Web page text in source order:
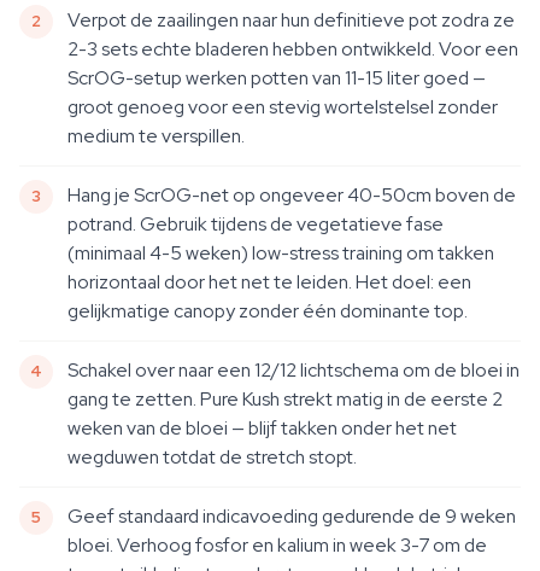
Verpot de zaailingen naar hun definitieve pot zodra ze
2-3 sets echte bladeren hebben ontwikkeld. Voor een
ScrOG-setup werken potten van 11-15 liter goed —
groot genoeg voor een stevig wortelstelsel zonder
medium te verspillen.
Hang je ScrOG-net op ongeveer 40-50cm boven de
potrand. Gebruik tijdens de vegetatieve fase
(minimaal 4-5 weken) low-stress training om takken
horizontaal door het net te leiden. Het doel: een
gelijkmatige canopy zonder één dominante top.
Schakel over naar een 12/12 lichtschema om de bloei in
gang te zetten. Pure Kush strekt matig in de eerste 2
weken van de bloei — blijf takken onder het net
wegduwen totdat de stretch stopt.
Geef standaard indicavoeding gedurende de 9 weken
bloei. Verhoog fosfor en kalium in week 3-7 om de